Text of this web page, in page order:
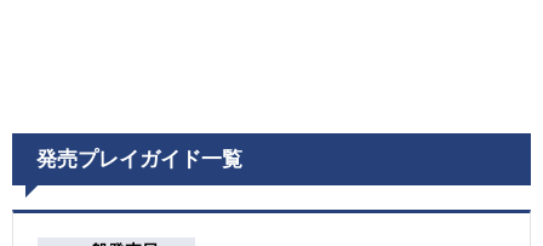
発売プレイガイド一覧